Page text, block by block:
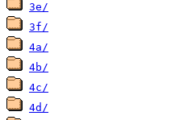
3e/
3f/
4a/
4b/
4c/
4d/